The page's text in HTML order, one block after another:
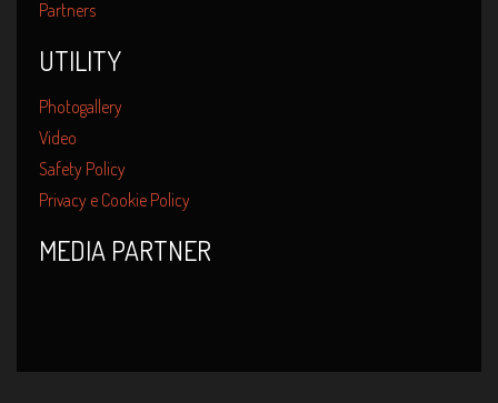
Partners
UTILITY
Photogallery
Video
Safety Policy
Privacy e Cookie Policy
MEDIA PARTNER